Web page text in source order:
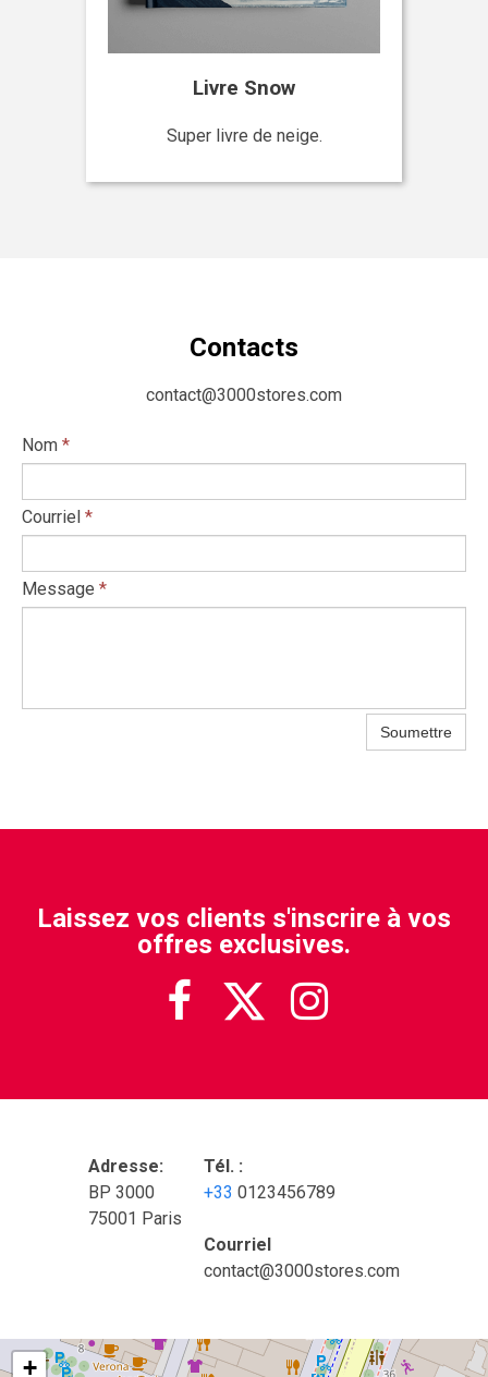
Livre Snow
Super livre de neige.
Contacts
contact@3000stores.com
Nom *
Courriel *
Message *
Soumettre
Laissez vos clients s'inscrire à vos
offres exclusives.
  
Adresse:
BP 3000
75001 Paris
Tél. :
+33 0123456789
Courriel
contact@3000stores.com
+